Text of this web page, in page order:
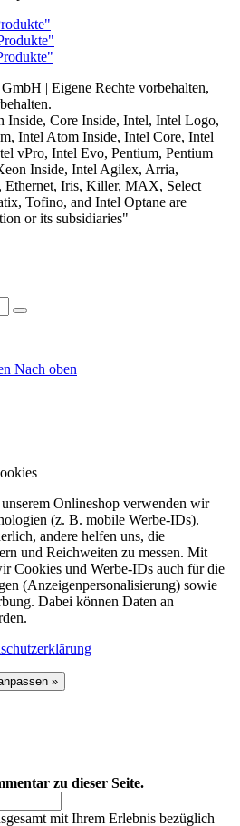
| Eigene Rechte vorbehalten,
Inside, Core Inside, Intel, Intel Logo,
Intel Atom Inside, Intel Core, Intel
vPro, Intel Evo, Pentium, Pentium
Inside, Intel Agilex, Arria,
Iris, Killer, MAX, Select
Tofino, and Intel Optane are
or its subsidiaries"
Nach oben
Onlineshop verwenden wir
(z. B. mobile Werbe-IDs).
andere helfen uns, die
und Reichweiten zu messen. Mit
Cookies und Werbe-IDs auch für die
(Anzeigenpersonalisierung) sowie
Dabei können Daten an
»
zu dieser Seite.
mit Ihrem Erlebnis bezüglich